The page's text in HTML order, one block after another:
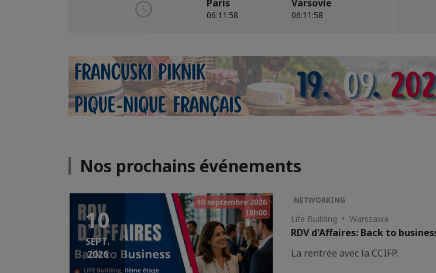
Paris
06:12:00
Varsovie
06:12:00
Nos prochains événements
10
SEPT.
2026
NETWORKING
Life Building • Warszawa
RDV d'Affaires: Back to
La rentrée avec la CCIFP.